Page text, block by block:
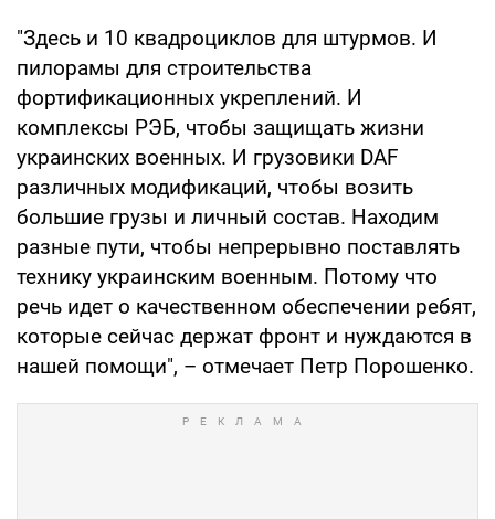
"Здесь и 10 квадроциклов для штурмов. И
пилорамы для строительства
фортификационных укреплений. И
комплексы РЭБ, чтобы защищать жизни
украинских военных. И грузовики DAF
различных модификаций, чтобы возить
большие грузы и личный состав. Находим
разные пути, чтобы непрерывно поставлять
технику украинским военным. Потому что
речь идет о качественном обеспечении ребят,
которые сейчас держат фронт и нуждаются в
нашей помощи", – отмечает Петр Порошенко.